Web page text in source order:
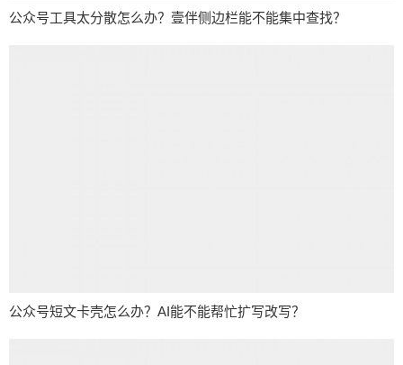
公众号工具太分散怎么办？壹伴侧边栏能不能集中查找？
公众号短文卡壳怎么办？AI能不能帮忙扩写改写？